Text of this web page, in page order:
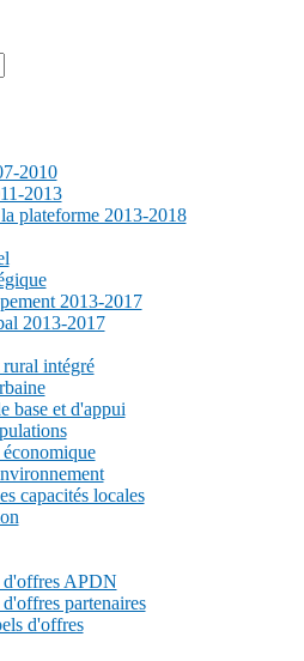
2010
2013
plateforme 2013-2018
2013-2017
2013-2017
intégré
base et d'appui
capacités locales
d'offres APDN
partenaires
d'offres